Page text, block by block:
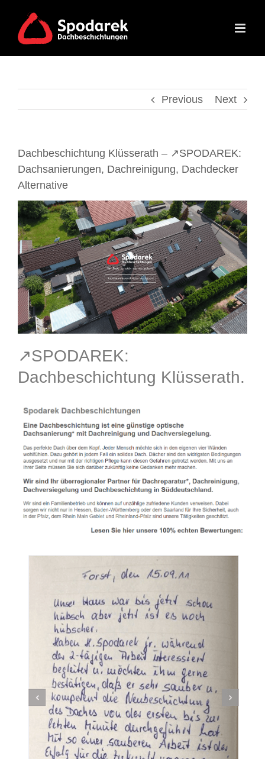
content
Previous Next
Dachbeschichtung Klüsserath – ↗️SPODAREK:
Dachsanierungen, Dachreinigung, Dachdecker
Alternative
↗️SPODAREK:
Dachbeschichtung Klüsserath.